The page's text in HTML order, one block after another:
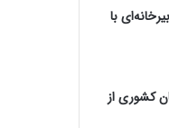
با
کشوری از